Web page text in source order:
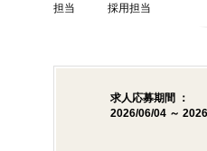
担当
採用担当
求人応募期間 ：
2026/06/04 ～